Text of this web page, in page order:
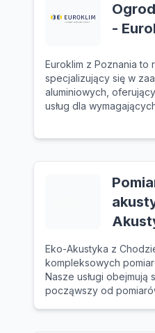
-
Euroklim z Poznania
specjalizujący się w
aluminiowych,
usług dla
Eko-Akustyka z
kompleksowych
Nasze usługi obejmują
począwszy od